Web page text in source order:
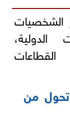
الشخصيات
درجة… تحول من